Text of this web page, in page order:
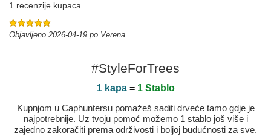
1 recenzije kupaca
Objavljeno 2026-04-19 po Verena
#StyleForTrees
1 kapa= 1 Stablo
Kupnjom u Caphuntersu pomažeš saditi drveće tamo gdje je
najpotrebnije. Uz tvoju pomoć možemo 1 stablo još više i
zajedno zakoračiti prema održivosti i boljoj budućnosti za sve.